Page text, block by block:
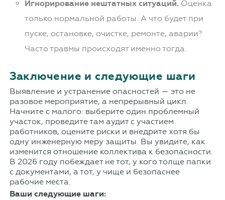
Игнорирование нештатных ситуаций.Оценка
только нормальной работы. А что будет при
пуске, остановке, очистке, ремонте, аварии?
Часто травмы происходят именно тогда.
Заключение и следующие шаги
Выявление и устранение опасностей — это не
разовое мероприятие, а непрерывный цикл.
Начните с малого: выберите один проблемный
участок, проведите там аудит с участием
работников, оцените риски и внедрите хотя бы
одну инженерную меру защиты. Вы увидите, как
изменится отношение коллектива к безопасности.
В 2026 году побеждает не тот, у кого толще папки
с документами, а тот, у чище и безопаснее
рабочие места.
Ваши следующие шаги: